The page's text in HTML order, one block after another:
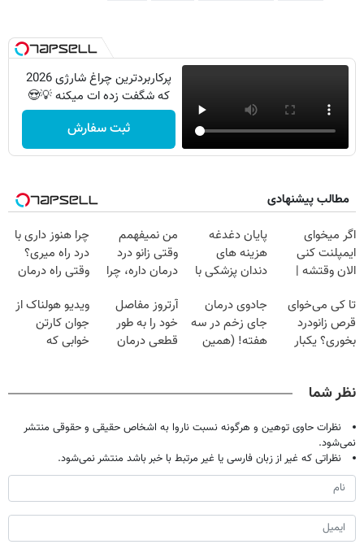
پرکاربردترین چراغ شارژی 2026
که شگفت زده ات میکنه 💡😍
ثبت سفارش
مطالب پیشنهادی
اگر میخوای
ایمپلنت کنی
الان وقتشه |
میلیون تومان!!!
پایان دغدغه
هزینه های
دندان پزشکی با
خانگی
من نمیفهمم
وقتی زانو درد
درمان داره، چرا
تحمل میکنی؟❗
چرا هنوز داری با
درد راه میری؟
وقتی راه درمان
تا کی می‌خوای
قرص زانودرد
بخوری؟ یکبار
جادوی درمان
جای زخم در سه
هفته! (همین
آرتروز مفاصل
خود را به طور
قطعی درمان
ویدیو هولناک از
جوان کارتن
خوابی که
نظر شما
نظرات حاوی توهین و هرگونه نسبت ناروا به اشخاص حقیقی و حقوقی منتشر
نمی‌شود.
نظراتی که غیر از زبان فارسی یا غیر مرتبط با خبر باشد منتشر نمی‌شود.